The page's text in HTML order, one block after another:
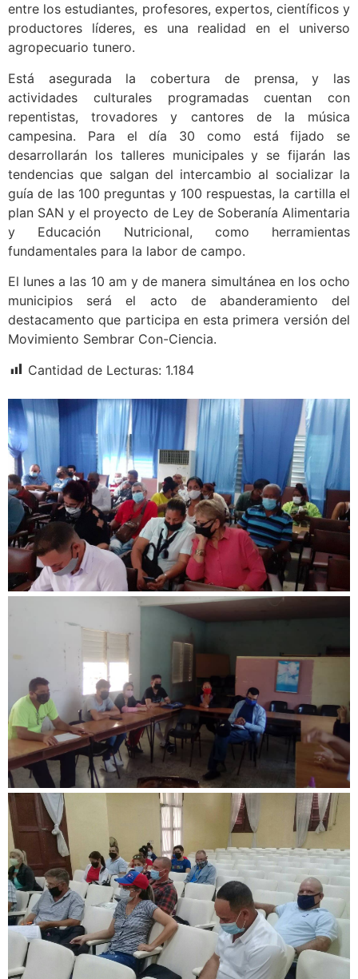
entre los estudiantes, profesores, expertos, científicos y
productores líderes, es una realidad en el universo
agropecuario tunero.
Está asegurada la cobertura de prensa, y las
actividades culturales programadas cuentan con
repentistas, trovadores y cantores de la música
campesina. Para el día 30 como está fijado se
desarrollarán los talleres municipales y se fijarán las
tendencias que salgan del intercambio al socializar la
guía de las 100 preguntas y 100 respuestas, la cartilla el
plan SAN y el proyecto de Ley de Soberanía Alimentaria
y Educación Nutricional, como herramientas
fundamentales para la labor de campo.
El lunes a las 10 am y de manera simultánea en los ocho
municipios será el acto de abanderamiento del
destacamento que participa en esta primera versión del
Movimiento Sembrar Con-Ciencia.
Cantidad de Lecturas: 1.184